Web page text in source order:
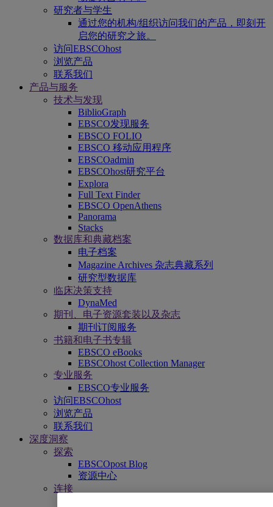
研究者与学生
通过您的机构/组织访问我们的产品，即刻开
启您的研究之旅。
访问EBSCOhost
浏览产品
联系我们
产品与服务
技术与发现
BiblioGraph
EBSCO发现服务
EBSCO FOLIO
EBSCO 移动应用程序
EBSCOadmin
EBSCOhost研究平台
Explora
Full Text Finder
EBSCO OpenAthens
Panorama
Stacks
数据库和典藏档案
电子档案
Magazine Archives 杂志典藏系列
研究型数据库
临床决策支持
DynaMed
期刊、电子资源套装以及杂志
期刊订阅服务
书籍和电子书专辑
EBSCO eBooks
EBSCOhost Collection Manager
专业服务
EBSCO专业服务
访问EBSCOhost
浏览产品
联系我们
深度洞察
探索
EBSCOpost Blog
资源中心
连接